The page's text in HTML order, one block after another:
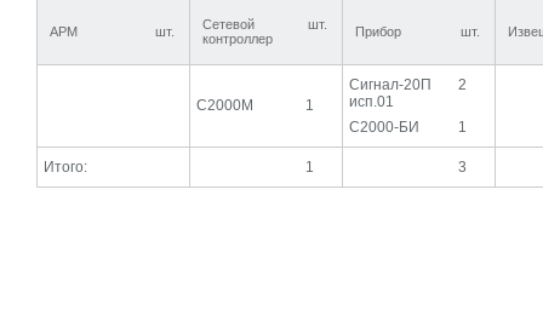
АРМ шт.
Сетевой
контроллер
шт. Прибор шт.
С2000М 1
Сигнал-20П
исп.01
2
С2000-БИ 1
Итого: 1 3